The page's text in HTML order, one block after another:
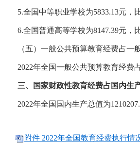
5.全国中等职业学校为5833.13元，比
6.全国普通高等学校为8147.39元，比
（五）一般公共预算教育经费占一
2022年全国一般公共预算教育经费占
三、国家财政性教育经费占国内生
2022年全国国内生产总值为
附件 2022年全国教育经费执行情